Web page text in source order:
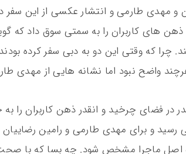
و مهدی طارمی و انتشار عکسی از این
های کاربران را به سمتی سوق داد که
چرا که وقتی این دو به دبی سفر کرده
واضح نبود اما نشانه هایی از مهدی
در فضای چرخید و انقدر ذهن کاربران را
و برای مهدی طارمی و رامین رضاییان
اصل ماجرا مشخص شود. چه بسا که با صحت